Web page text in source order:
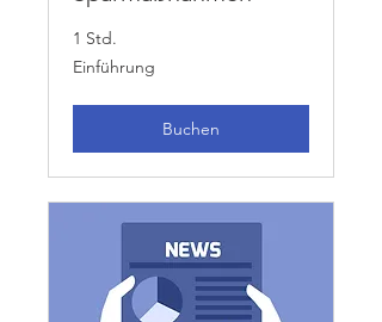
1 Std.
Einführung
Einführung
Buchen